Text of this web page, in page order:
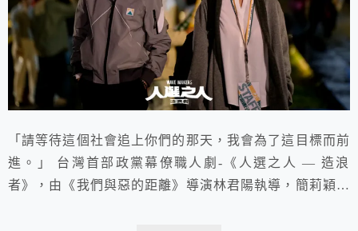
「請等待這個社會追上你們的那天，我會為了這目標而前
進。」 台灣首部政黨幕僚職人劇-《人選之人 — 造浪
者》，由《我們與惡的距離》導演林君陽執導，簡莉穎、